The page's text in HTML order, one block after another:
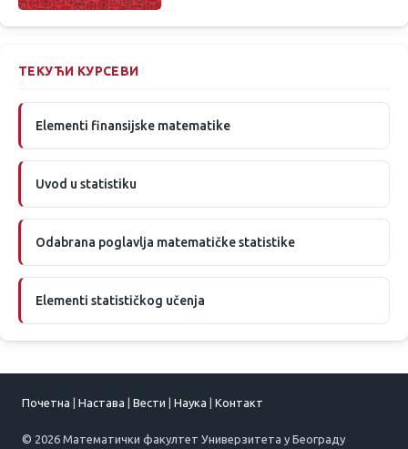
ТЕКУЋИ КУРСЕВИ
Elementi finansijske matematike
Uvod u statistiku
Odabrana poglavlja matematičke statistike
Elementi statističkog učenja
Почетна Настава Вести Наука Контакт
© 2026 Математички факултет Универзитета у Београду